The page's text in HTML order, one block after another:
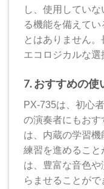
し、使用してい
る機能を備えて
とはありません。
エコロジカルな選
7. おすすめの使
PX-735は、初心
の演奏者にもおす
は、内蔵の学習機
練習を進めること
は、豊富な音色
らませることが